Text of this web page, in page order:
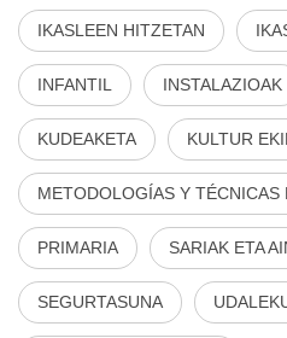
IKASLEEN HITZETAN
INFANTIL INSTALAZIOAK
KUDEAKETA KULTUR
METODOLOGÍAS Y TÉCNICAS
PRIMARIA SARIAK ETA
SEGURTASUNA